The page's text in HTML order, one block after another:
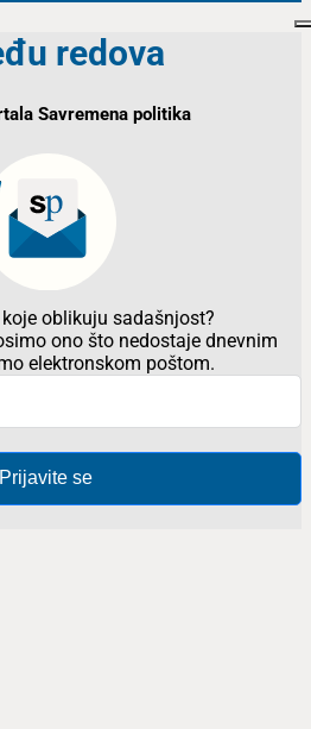
redova
Savremena politika
oblikuju sadašnjost?
ono što nedostaje dnevnim
elektronskom poštom.
Prijavite se